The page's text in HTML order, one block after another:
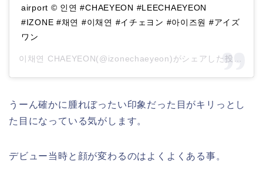
airport © 인연 #CHAEYEON #LEECHAEYEON
#IZONE #채연 #이채연 #イチェヨン #아이즈원 #アイズ
ワン
うーん確かに腫れぼったい印象だった目がキリっとし
た目になっている気がします。
デビュー当時と顔が変わるのはよくよくある事。